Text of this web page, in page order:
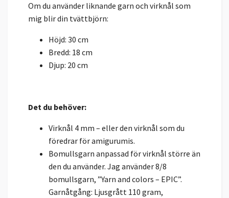
Om du använder liknande garn och virknål som
mig blir din tvättbjörn:
Höjd: 30 cm
Bredd: 18 cm
Djup: 20 cm
Det du behöver:
Virknål 4 mm – eller den virknål som du
föredrar för amigurumis.
Bomullsgarn anpassad för virknål större än
den du använder. Jag använder 8/8
bomullsgarn, ”Yarn and colors – EPIC”.
Garnåtgång: Ljusgrått 110 gram,